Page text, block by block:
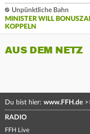
Unpünktliche Bahn
MINISTER WILL
KOPPELN
AUS DEM NETZ
Du bist hier: www.FFH.de
RADIO
FFH Live